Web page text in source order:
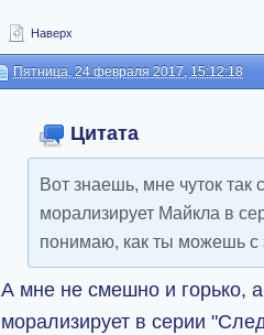
Наверх
Пятница, 24 февраля 2017, 15:12:18
Цитата
Вот знаешь, мне чуток так
морализирует Майкла в
понимаю, как ты можешь с
А мне не смешно и горько,
морализирует в серии